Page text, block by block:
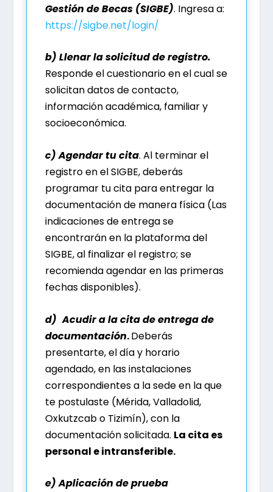
Gestión de Becas (SIGBE). Ingresa a:
https://sigbe.net/login/
b) Llenar la solicitud de registro.
Responde el cuestionario en el cual se
solicitan datos de contacto,
información académica, familiar y
socioeconómica.
c) Agendar tu cita. Al terminar el
registro en el SIGBE, deberás
programar tu cita para entregar la
documentación de manera física (Las
indicaciones de entrega se
encontrarán en la plataforma del
SIGBE, al finalizar el registro; se
recomienda agendar en las primeras
fechas disponibles).
d) Acudir a la cita de entrega de
documentación.Deberás
presentarte, el día y horario
agendado, en las instalaciones
correspondientes a la sede en la que
te postulaste (Mérida, Valladolid,
Oxkutzcab o Tizimín), con la
documentación solicitada. La cita es
personal e intransferible.
e) Aplicación de prueba